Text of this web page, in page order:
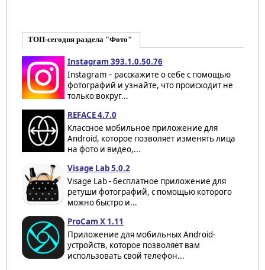
ТОП-сегодня раздела "Фото"
Instagram 393.1.0.50.76
Instagram – расскажите о себе с помощью
фотографий и узнайте, что происходит не
только вокруг...
REFACE 4.7.0
Классное мобильное приложение для
Android, которое позволяет изменять лица
на фото и видео,...
Visage Lab 5.0.2
Visage Lab - бесплатное приложение для
ретуши фотографий, с помощью которого
можно быстро и...
ProCam X 1.11
Приложение для мобильных Android-
устройств, которое позволяет вам
использовать свой телефон...